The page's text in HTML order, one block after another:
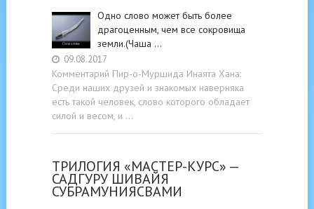
Одно слово может быть более
драгоценным, чем все сокровища
земли.(Чаша …
09.08.2017
Комментарий Пир-о-Муршида Инаята Хана:
Среди наших друзей и знакомых наверняка
есть такой человек, слово которого обладает
силой и весом, и …
ТРИЛОГИЯ «МАСТЕР-КУРС» —
САДГУРУ ШИВАЙЯ
СУБРАМУНИЯСВАМИ